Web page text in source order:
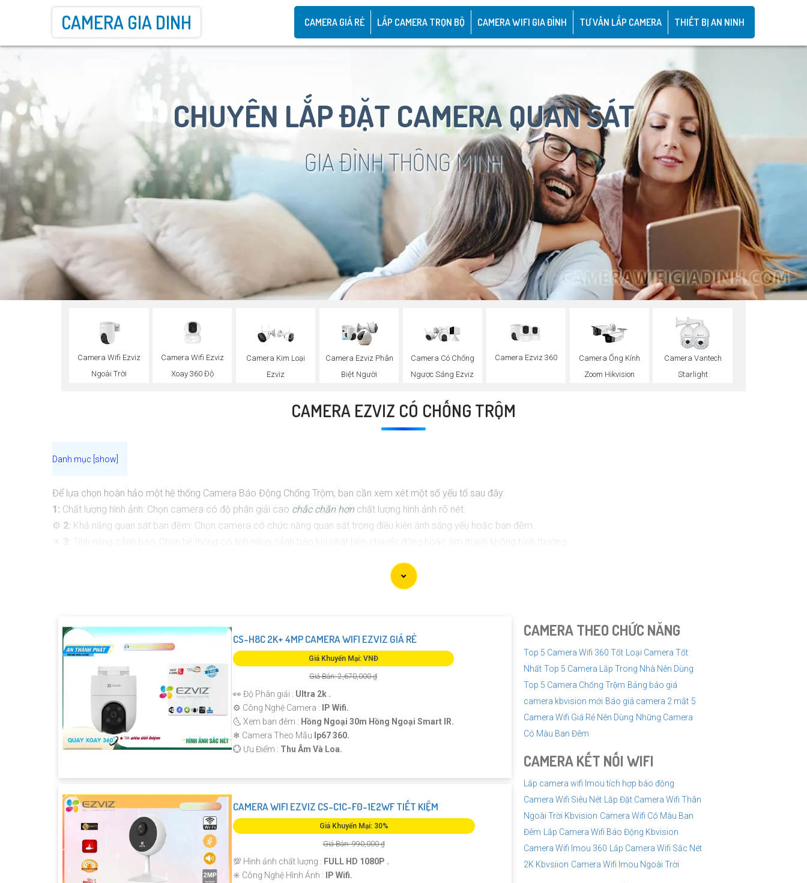
CAMERA GIA DINH CAMERA GIÁ RẺ LẮP CAMERA TRỌN BỘ CAMERA WIFI GIA ĐÌNH TƯ VẤN LẮP CAMERA THIẾT BỊ AN NINH
CHUYÊN LẮP ĐẶT CAMERA QUAN SÁT
GIA ĐÌNH THÔNG MINH
Camera Wifi Ezviz
Ngoài Trời
Camera Wifi Ezviz
Xoay 360 Độ
Camera Kim Loại
Ezviz
Camera Ezviz Phân
Biệt Người
Camera Có Chống
Ngược Sáng Ezviz
Camera Ezviz 360
Camera Ống Kính
Zoom Hikvision
Camera Vantech
Starlight
CAMERA EZVIZ CÓ CHỐNG TRỘM
Để lựa chọn hoàn hảo một hệ thống Camera Báo Động Chống Trộm, bạn cần xem xét một số yếu tố sau đây:
1: Chất lượng hình ảnh: Chọn camera có độ phân giải cao chắc chắn hơn chất lượng hình ảnh rõ nét.
⚙ 2: Khả năng quan sát ban đêm: Chọn camera có chức năng quan sát trong điều kiện ánh sáng yếu hoặc ban đêm.
Tính năng cảnh báo: Chọn hệ thống có tính năng cảnh báo khi phát hiện chuyển động hoặc âm thanh không bình thường.
Dễ sử dụng và cài đặt: Chọn hệ thống dễ sử dụng và cài đặt để tránh rắc rối trong quá trình sử dụng.
Tùy theo nhu cầu và ngân sách của bạn, bạn có thể tham khảo các thương hiệu Camera Báo Động Chống Trộm nổi tiếng như Hikvision, Dahua, Bosch, Axis, Foscam và
CS-H8C 2K+ 4MP CAMERA WIFI EZVIZ GIÁ RẺ
Giá Khuyến Mại: VNĐ
Giá Bán: 2,670,000 ₫
️
👀 Độ Phân giải : Ultra 2k .
⚙ Công Nghệ Camera :
IP Wifi.
🌜 Xem ban đêm : Hồng Ngoại 30m Hồng Ngoại Smart IR.
❄ Camera Theo Mẫu Ip67 360.
️💮 Ưu Điểm : Thu Âm Và Loa.
CAMERA WIFI EZVIZ CS-C1C-F0-1E2WF TIẾT KIỆM
Giá Khuyến Mại: 30%
Giá Bán: 990,000 ₫
💯 Hình ảnh chất lượng : FULL HD 1080P .
✳️ Công Nghệ Hình Ảnh : IP Wifi.
CAMERA THEO CHỨC NĂNG
Top 5 Camera Wifi 360 Tốt
Loại Camera Tốt
Nhất Top 5 Camera Lắp Trong Nhà Nên Dùng
Top 5 Camera Chống Trộm Bảng báo giá
camera kbvision mới Báo giá camera 2 mắt 5
Camera Wifi Giá Rẻ Nên Dùng Những Camera
Có Màu Ban Đêm
CAMERA KẾT NỐI WIFI
Lắp camera wifi Imou tích hợp báo động
Camera Wifi Siêu Nét
Lắp Đặt Camera Wifi Thân
Ngoài Trời Kbvision Camera Wifi Có Màu Ban
Đêm
Lắp Camera Wifi Báo Động Kbvision
Camera Wifi Imou 360
Lắp Camera Wifi Sắc Nét
2K Kbvsiion Camera Wifi Imou Ngoài Trời